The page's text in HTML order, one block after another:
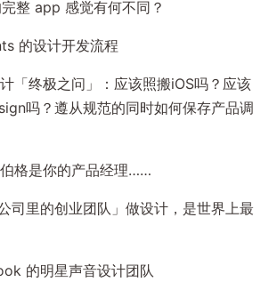
整 app 感觉有何不同？
的设计开发流程
「终极之问」：应该照搬iOS吗？应该
吗？遵从规范的同时如何保存产品调
格是你的产品经理……
司里的创业团队」做设计，是世界上最
的明星声音设计团队